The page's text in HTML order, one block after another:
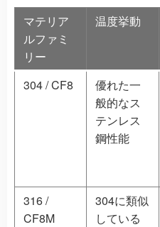
マテリア
ルファミ
リー
温度挙動
304 / CF8
優れた一
般的なス
テンレス
鋼性能
316 /
CF8M
304に類似
している